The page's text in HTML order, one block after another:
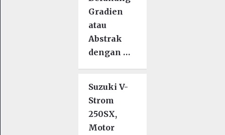
Gradien
atau
Abstrak
dengan …
Suzuki V-
Strom
250SX,
Motor